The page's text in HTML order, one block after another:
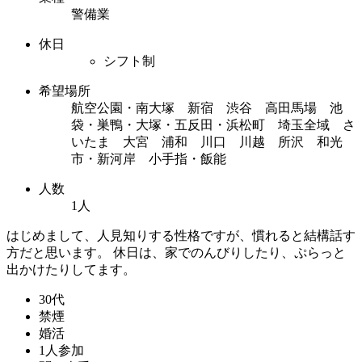
警備業
休日
シフト制
希望場所
航空公園・南大塚 新宿 渋谷 高田馬場 池
袋・巣鴨・大塚・五反田・浜松町 埼玉全域 さ
いたま 大宮 浦和 川口 川越 所沢 和光
市・新河岸 小手指・飯能
人数
1人
はじめまして、人見知りする性格ですが、慣れると結構話す
方だと思います。 休日は、家でのんびりしたり、ぷらっと
出かけたりしてます。
30代
禁煙
婚活
1人参加